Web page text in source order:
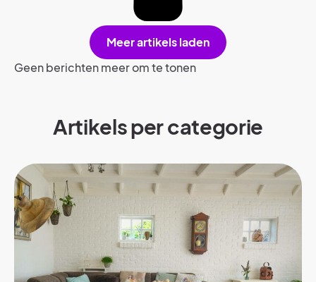
Meer artikels laden
Geen berichten meer om te tonen
Artikels per categorie​